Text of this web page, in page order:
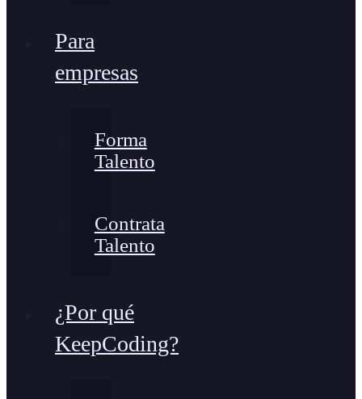
Para
empresas
Forma
Talento
Contrata
Talento
¿Por qué
KeepCoding?